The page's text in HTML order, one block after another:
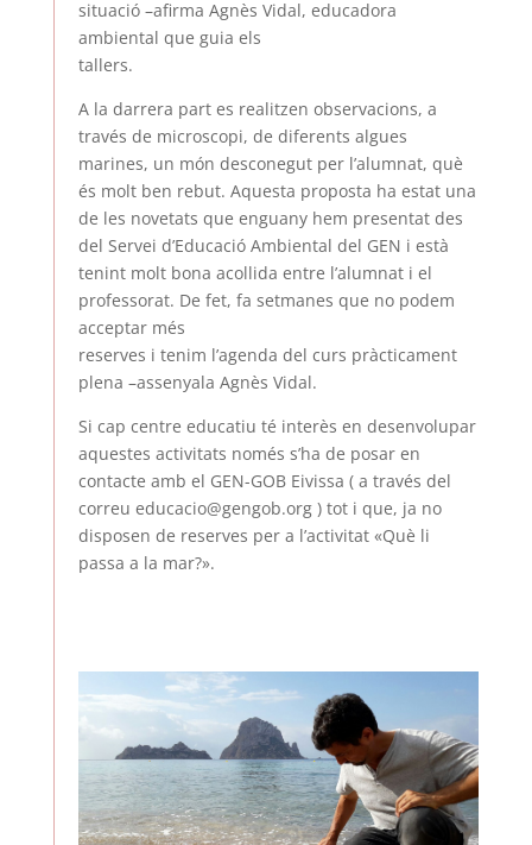
situació –afirma Agnès Vidal, educadora
ambiental que guia els
tallers.
A la darrera part es realitzen observacions, a
través de microscopi, de diferents algues
marines, un món desconegut per l’alumnat, què
és molt ben rebut. Aquesta proposta ha estat una
de les novetats que enguany hem presentat des
del Servei d’Educació Ambiental del GEN i està
tenint molt bona acollida entre l’alumnat i el
professorat. De fet, fa setmanes que no podem
acceptar més
reserves i tenim l’agenda del curs pràcticament
plena –assenyala Agnès Vidal.
Si cap centre educatiu té interès en desenvolupar
aquestes activitats només s’ha de posar en
contacte amb el GEN-GOB Eivissa ( a través del
correu educacio@gengob.org ) tot i que, ja no
disposen de reserves per a l’activitat «Què li
passa a la mar?».